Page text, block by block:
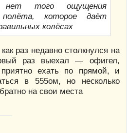
того ощущения
полёта, которое даёт
колёсах
раз недавно столкнулся на
раз выехал — офигел,
ехать по прямой, и
в 555ом, но несколько
на свои места